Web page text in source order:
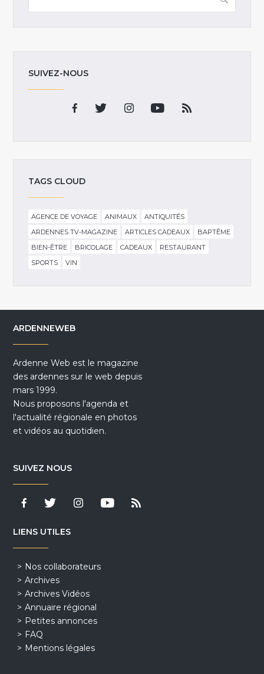
SUIVEZ-NOUS
TAGS CLOUD
AGENCE DE VOYAGE ANIMAUX
ANTIQUITÉS
ARDENNES TV-MAGAZINE
ARTICLES CADEAUX
BAPTÊME
BIEN-ÊTRE
BRICOLAGE CADEAUX
RESTAURANT
SPORTS
VIN
ARDENNEWEB
Ardenne Web est le magazine
des ardennes sur le web depuis
mars 1999.
Nous proposons l'agenda et
l'actualité régionale en photos
et vidéos au quotidien.
SUIVEZ NOUS
LIENS UTILES
Nos collaborateurs
Archives
Archives Vidéos
Annuaire régional
Petites annonces
FAQ
Mentions légales